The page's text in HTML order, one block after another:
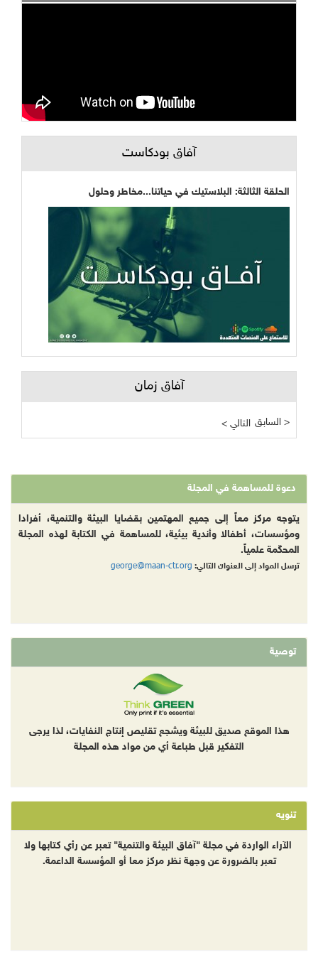
آفاق بودكاست
الحلقة الثالثة: البلاستيك في حياتنا...مخاطر وحلول
آفاق زمان
< التالي السابق >
دعوة للمساهمة في المجلة
يتوجه مركز معاً إلى جميع المهتمين بقضايا البيئة والتنمية، أفرادا
ومؤسسات، أطفالا وأندية بيئية، للمساهمة في الكتابة لهذه المجلة
المحكّمة علمياً.
ترسل المواد إلى العنوان التالي: george@maan-ctr.org
توصية
هذا الموقع صديق للبيئة ويشجع تقليص إنتاج النفايات، لذا يرجى
التفكير قبل طباعة أي من مواد هذه المجلة
تنويه
الآراء الواردة في مجلة "آفاق البيئة والتنمية" تعبر عن رأي كتابها ولا
تعبر بالضرورة عن وجهة نظر مركز معا أو المؤسسة الداعمة.